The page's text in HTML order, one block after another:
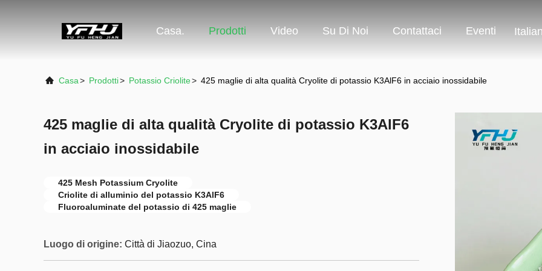
Casa. Prodotti Video Su Di Noi Contattaci Eventi
Casa> Prodotti> Potassio Criolite> 425 maglie di alta qualità Cryolite di potassio K3AlF6 in acciaio inossidabile
425 maglie di alta qualità Cryolite di potassio K3AlF6
in acciaio inossidabile
425 Mesh Potassium Cryolite
Criolite di alluminio del potassio K3AlF6
Fluoroaluminate del potassio di 425 maglie
Luogo di origine: Città di Jiaozuo, Cina